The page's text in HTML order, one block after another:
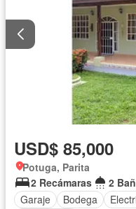
USD$ 85,000
Potuga, Parita
2 Recámaras
2
Garaje
Bodega